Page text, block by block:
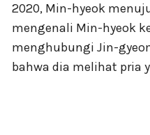
2020, Min-hyeok
mengenali Min-hyeok
menghubungi Jin-
bahwa dia melihat pria